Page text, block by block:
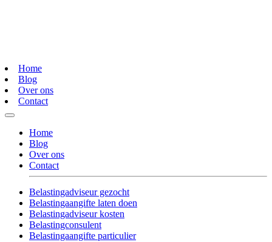
Home
Blog
Over ons
Contact
Home
Blog
Over ons
Contact
Belastingadviseur gezocht
Belastingaangifte laten doen
Belastingadviseur kosten
Belastingconsulent
Belastingaangifte particulier